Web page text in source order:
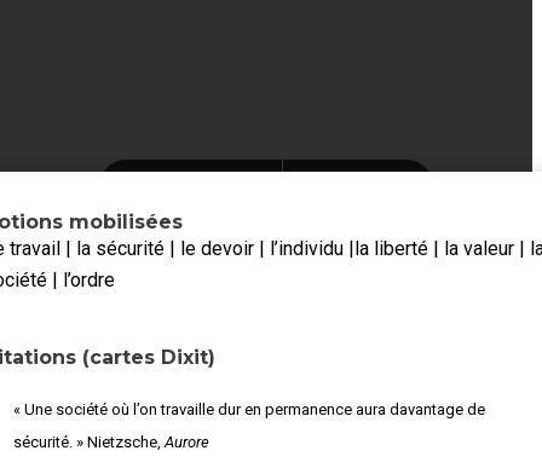
mobilisées
travail | la sécurité | le devoir | l’individu |la liberté | la valeur |
| l’ordre
(cartes Dixit)
« Une société où l’on travaille dur en permanence aura davantage de
sécurité. » Nietzsche, Aurore